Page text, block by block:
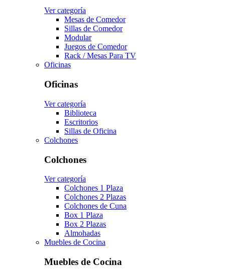
Ver categoría
Mesas de Comedor
Sillas de Comedor
Modular
Juegos de Comedor
Rack / Mesas Para TV
Oficinas
Oficinas
Ver categoría
Biblioteca
Escritorios
Sillas de Oficina
Colchones
Colchones
Ver categoría
Colchones 1 Plaza
Colchones 2 Plazas
Colchones de Cuna
Box 1 Plaza
Box 2 Plazas
Almohadas
Muebles de Cocina
Muebles de Cocina